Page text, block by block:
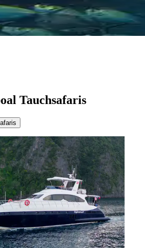
Tauchsafaris